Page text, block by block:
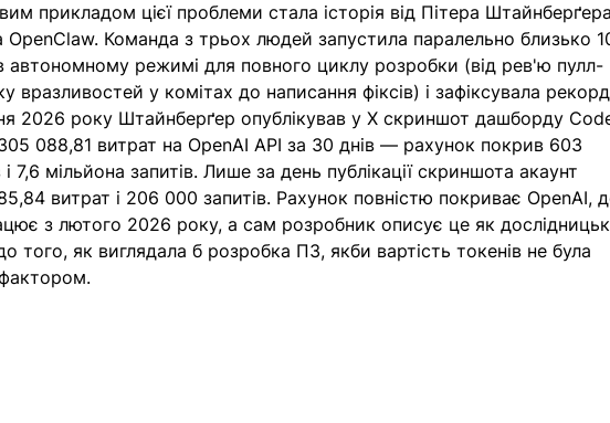
прикладом цієї проблеми стала історія від Пітера
OpenClaw. Команда з трьох людей запустила паралельно близько
автономному режимі для повного циклу розробки (від рев'ю пулл-
вразливостей у комітах до написання фіксів) і зафіксувала
2026 року Штайнберґер опублікував у X скриншот дашборду
088,81 витрат на OpenAI API за 30 днів — рахунок покрив 603
7,6 мільйона запитів. Лише за день публікації скриншота акаунт
витрат і 206 000 запитів. Рахунок повністю покриває OpenAI,
з лютого 2026 року, а сам розробник описує це як
того, як виглядала б розробка ПЗ, якби вартість токенів не була